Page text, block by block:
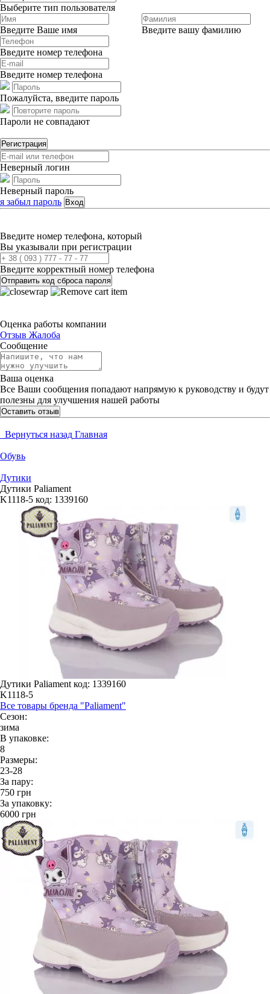
Выберите тип пользователя
Введите Ваше имя Введите вашу фамилию
Введите номер телефона
Введите номер телефона
Пожалуйста, введите пароль
Пароли не совпадают
Регистрация
Неверный логин
Неверный пароль
я забыл пароль Вход
Введите номер телефона, который
Вы указывали при регистрации
Введите корректный номер телефона
Отправить код сброса пароля
Оценка работы компании
Отзыв Жалоба
Сообщение
Ваша оценка
Все Ваши сообщения попадают напрямую к руководству и будут
полезны для улучшения нашей работы
Оставить отзыв
Вернуться назад Главная
Обувь
Дутики
Дутики Paliament
K1118-5 код: 1339160
Дутики Paliament код: 1339160
K1118-5
Все товары бренда "Paliament"
Сезон:
зима
В упаковке:
8
Размеры:
23-28
За пару:
750 грн
За упаковку:
6000 грн